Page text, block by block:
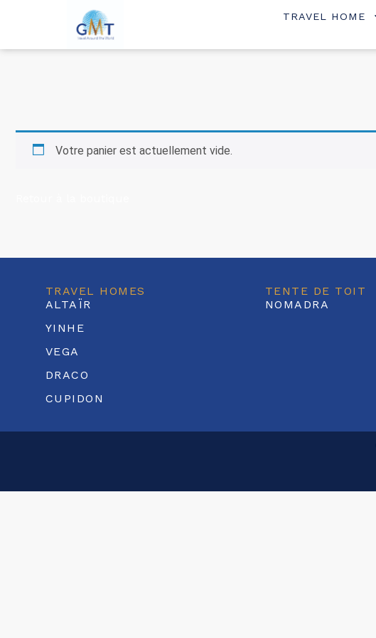
TRAVEL HOME
Votre panier est actuellement vide.
TRAVEL HOMES
ALTAÏR
YINHE
VEGA
DRACO
CUPIDON
TENTE DE TOIT
NOMADRA